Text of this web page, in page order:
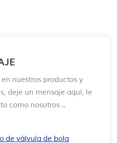
nuestros productos y
deje un mensaje aquí, le
como nosotros ..
de válvula de bola